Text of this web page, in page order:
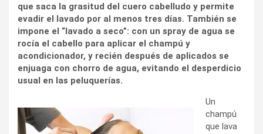
que saca la grasitud del cuero cabelludo y permite
evadir el lavado por al menos tres días. También se
impone el “lavado a seco”: con un spray de agua se
rocía el cabello para aplicar el champú y
acondicionador, y recién después de aplicados se
enjuaga con chorro de agua, evitando el desperdicio
usual en las peluquerías.
Un
champú
que lava